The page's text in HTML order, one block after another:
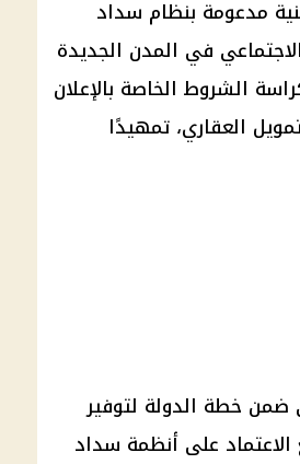
مدعومة بنظام سداد
في المدن الجديدة
الشروط الخاصة بالإعلان
العقاري، تمهيدًا
من شقق سكن لكل المصريين 9 يأتي ضمن خطة الدولة لتوفير
على أنظمة سداد